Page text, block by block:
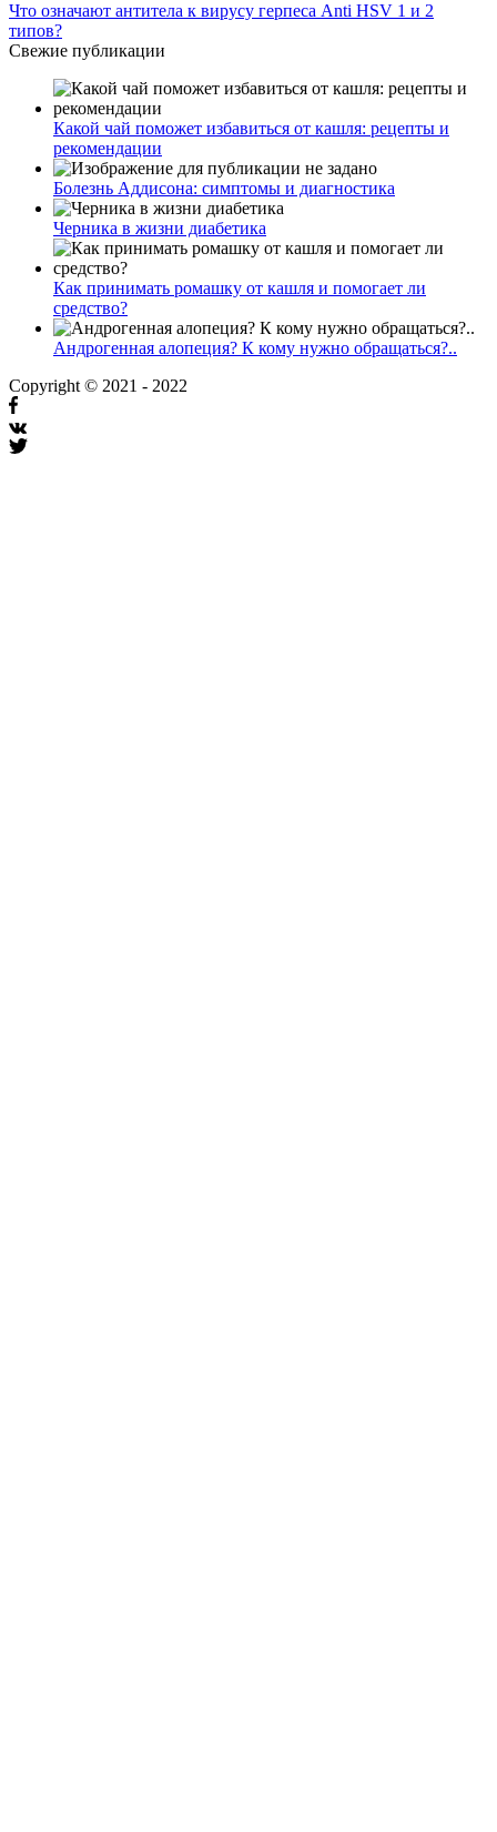
Что означают антитела к вирусу герпеса Anti HSV 1 и 2
типов?
Свежие публикации
Какой чай поможет избавиться от кашля: рецепты и
рекомендации
Болезнь Аддисона: симптомы и диагностика
Черника в жизни диабетика
Как принимать ромашку от кашля и помогает ли
средство?
Андрогенная алопеция? К кому нужно обращаться?..
Copyright © 2021 - 2022